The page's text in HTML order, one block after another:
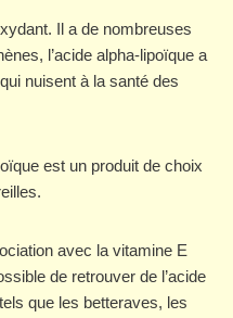
Il a de nombreuses
l’acide alpha-lipoïque a
nuisent à la santé des
est un produit de choix
avec la vitamine E
de retrouver de l’acide
que les betteraves, les